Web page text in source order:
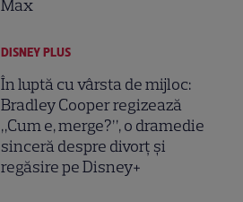
Max
DISNEY PLUS
În luptă cu vârsta de mijloc:
Bradley Cooper regizează
„Cum e, merge?”, o dramedie
sinceră despre divorț și
regăsire pe Disney+